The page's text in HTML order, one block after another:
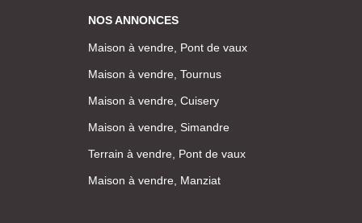
NOS ANNONCES
Maison à vendre, Pont de vaux
Maison à vendre, Tournus
Maison à vendre, Cuisery
Maison à vendre, Simandre
Terrain à vendre, Pont de vaux
Maison à vendre, Manziat